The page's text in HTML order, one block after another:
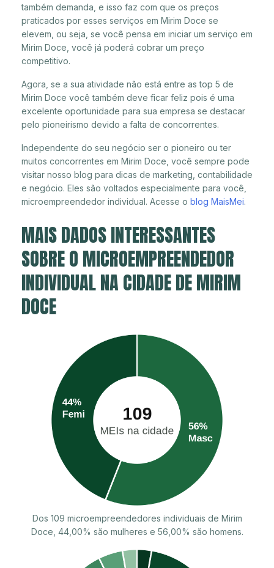
também demanda, e isso faz com que os preços
praticados por esses serviços em Mirim Doce se
elevem, ou seja, se você pensa em iniciar um serviço em
Mirim Doce, você já poderá cobrar um preço
competitivo.
Agora, se a sua atividade não está entre as top 5 de
Mirim Doce você também deve ficar feliz pois é uma
excelente oportunidade para sua empresa se destacar
pelo pioneirismo devido a falta de concorrentes.
Independente do seu negócio ser o pioneiro ou ter
muitos concorrentes em Mirim Doce, você sempre pode
visitar nosso blog para dicas de marketing, contabilidade
e negócio. Eles são voltados especialmente para você,
microempreendedor individual. Acesse o blog MaisMei.
MAIS DADOS INTERESSANTES
SOBRE O MICROEMPREENDEDOR
INDIVIDUAL NA CIDADE DE MIRIM
DOCE
Dos 109 microempreendedores individuais de Mirim
Doce, 44,00% são mulheres e 56,00% são homens.